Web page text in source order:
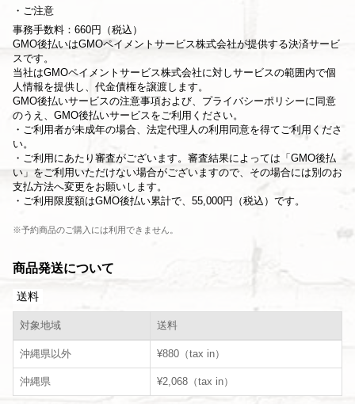
ご注意
事務手数料：660円（税込）
GMO後払いはGMOペイメントサービス株式会社が提供する決済サービ
スです。
当社はGMOペイメントサービス株式会社に対しサービスの範囲内で個
人情報を提供し、代金債権を譲渡します。
GMO後払いサービスの注意事項および、 プライバシーポリシーに同意
のうえ、GMO後払いサービスをご利用ください。
・ご利用者が未成年の場合、法定代理人の利用同意を得てご利用くださ
い。
・ご利用にあたり審査がございます。審査結果によっては「GMO後払
い」をご利用いただけない場合がございますので、その場合には別のお
支払方法へ変更をお願いします。
・ご利用限度額はGMO後払い累計で、55,000円（税込）です。
※予約商品のご購入には利用できません。
商品発送について
送料
対象地域 送料
沖縄県以外 ¥880（tax in）
沖縄県 ¥2,068（tax in）